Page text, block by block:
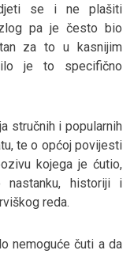
se i ne plašiti
pa je često bio
za to u kasnijim
je to specifično
stručnih i popularnih
te o općoj povijesti
kojega je ćutio,
historiji i
reda.
nemoguće čuti a da